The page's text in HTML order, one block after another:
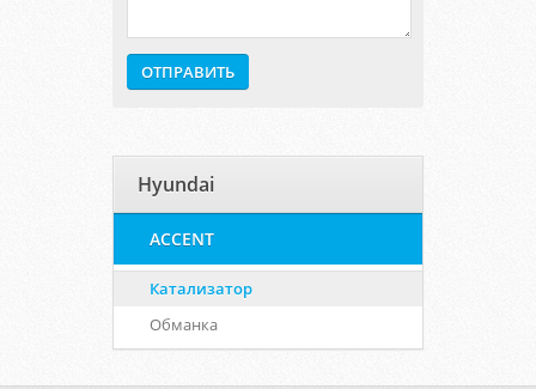
Hyundai
ACCENT
Катализатор
Обманка